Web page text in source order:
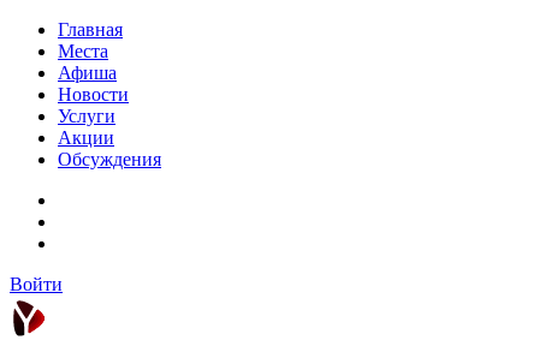
Главная
Места
Афиша
Новости
Услуги
Акции
Обсуждения
Войти